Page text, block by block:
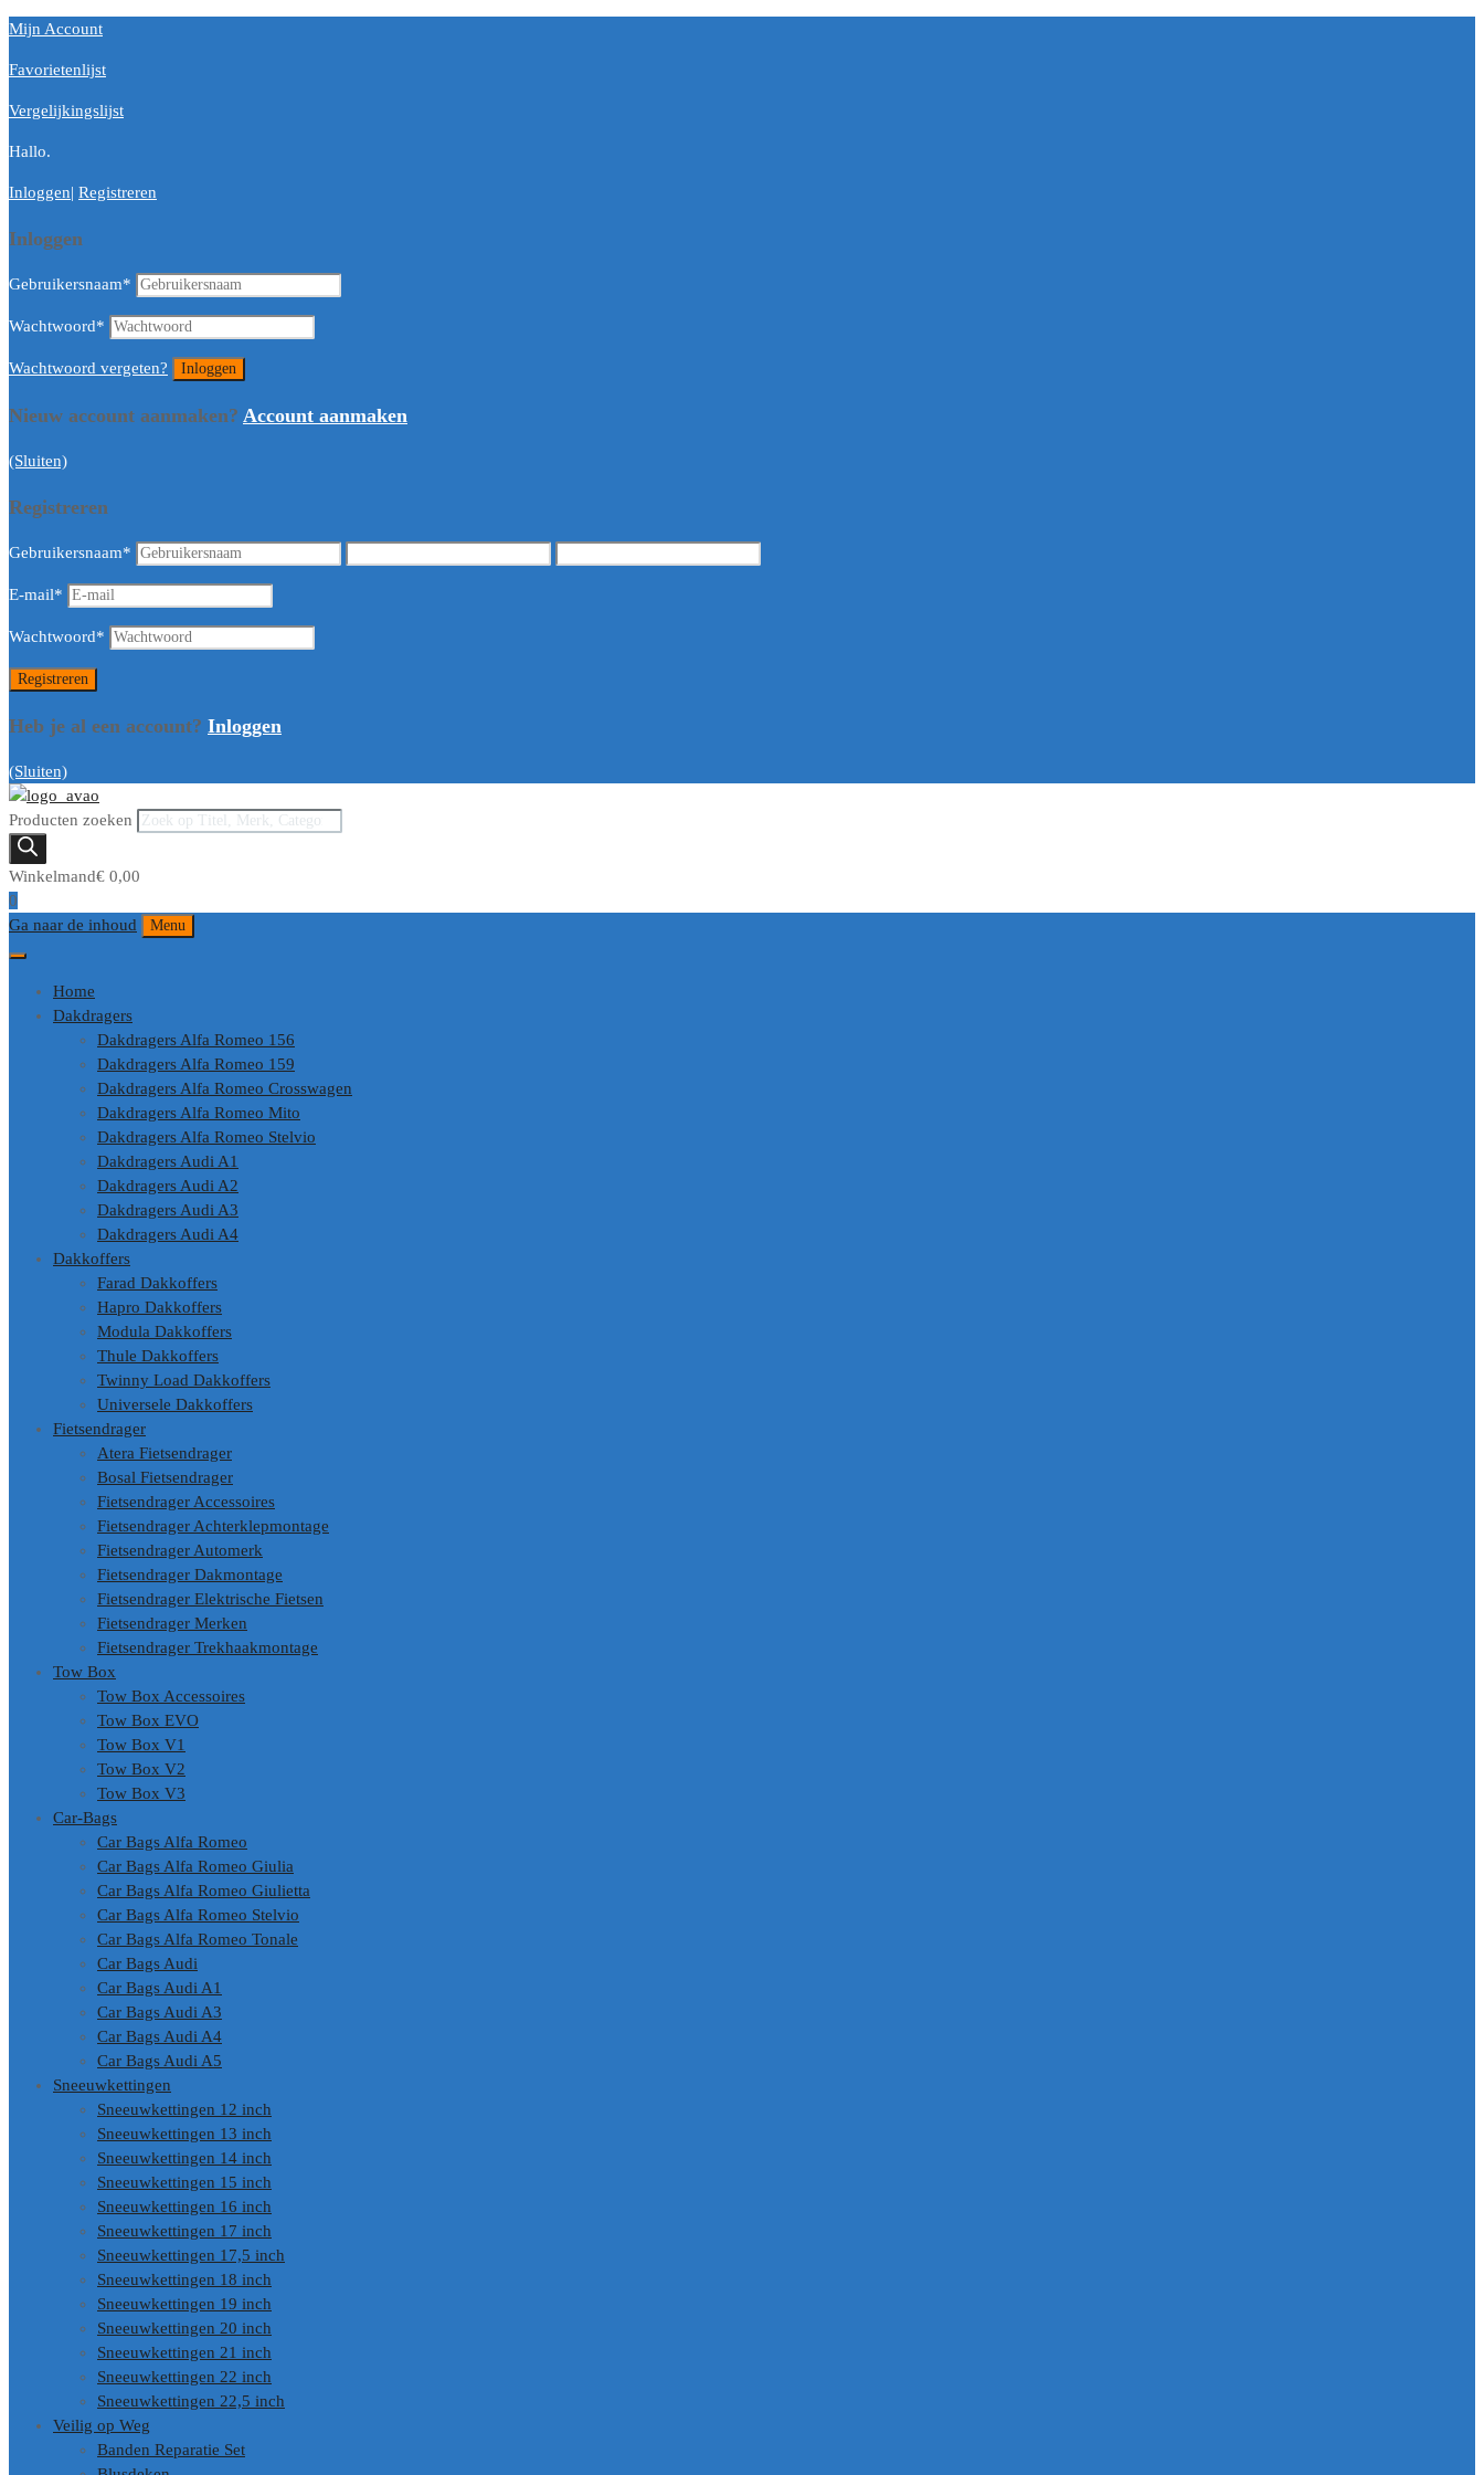
Mijn Account
Favorietenlijst
Vergelijkingslijst
Hallo.
Inloggen| Registreren
Inloggen
Gebruikersnaam*
Wachtwoord*
Wachtwoord vergeten?
Nieuw account aanmaken? Account aanmaken
(Sluiten)
Registreren
Gebruikersnaam*
E-mail*
Wachtwoord*
Heb je al een account? Inloggen
(Sluiten)
Producten zoeken
Winkelmand€ 0,00
0
Ga naar de inhoud
Menu
Home
Dakdragers
Dakdragers Alfa Romeo 156
Dakdragers Alfa Romeo 159
Dakdragers Alfa Romeo Crosswagen
Dakdragers Alfa Romeo Mito
Dakdragers Alfa Romeo Stelvio
Dakdragers Audi A1
Dakdragers Audi A2
Dakdragers Audi A3
Dakdragers Audi A4
Dakkoffers
Farad Dakkoffers
Hapro Dakkoffers
Modula Dakkoffers
Thule Dakkoffers
Twinny Load Dakkoffers
Universele Dakkoffers
Fietsendrager
Atera Fietsendrager
Bosal Fietsendrager
Fietsendrager Accessoires
Fietsendrager Achterklepmontage
Fietsendrager Automerk
Fietsendrager Dakmontage
Fietsendrager Elektrische Fietsen
Fietsendrager Merken
Fietsendrager Trekhaakmontage
Tow Box
Tow Box Accessoires
Tow Box EVO
Tow Box V1
Tow Box V2
Tow Box V3
Car-Bags
Car Bags Alfa Romeo
Car Bags Alfa Romeo Giulia
Car Bags Alfa Romeo Giulietta
Car Bags Alfa Romeo Stelvio
Car Bags Alfa Romeo Tonale
Car Bags Audi
Car Bags Audi A1
Car Bags Audi A3
Car Bags Audi A4
Car Bags Audi A5
Sneeuwkettingen
Sneeuwkettingen 12 inch
Sneeuwkettingen 13 inch
Sneeuwkettingen 14 inch
Sneeuwkettingen 15 inch
Sneeuwkettingen 16 inch
Sneeuwkettingen 17 inch
Sneeuwkettingen 17,5 inch
Sneeuwkettingen 18 inch
Sneeuwkettingen 19 inch
Sneeuwkettingen 20 inch
Sneeuwkettingen 21 inch
Sneeuwkettingen 22 inch
Sneeuwkettingen 22,5 inch
Veilig op Weg
Banden Reparatie Set